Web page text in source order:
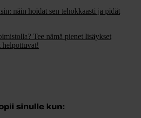
näin hoidat sen tehokkaasti ja pidät
Tee nämä pienet lisäykset
sinulle kun: